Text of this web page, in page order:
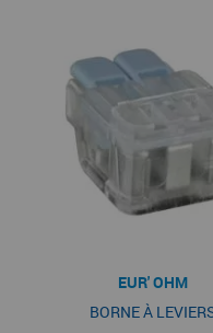
EUR' OHM
BORNE À